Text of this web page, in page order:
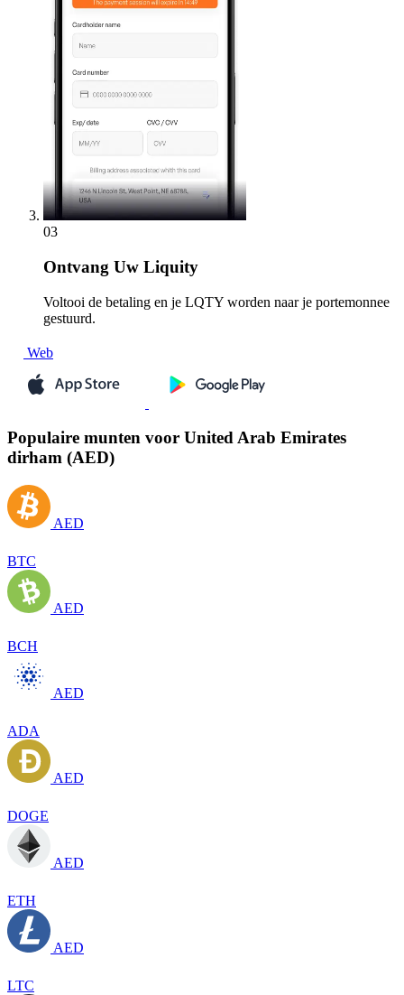
03
Ontvang Uw Liquity
Voltooi de betaling en je LQTY worden naar je portemonnee
gestuurd.
Web
Populaire munten voor United Arab Emirates
dirham (AED)
AED
BTC
AED
BCH
AED
ADA
AED
DOGE
AED
ETH
AED
LTC